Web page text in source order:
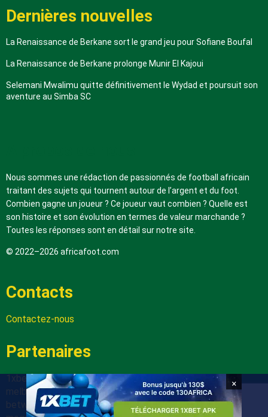
Dernières nouvelles
La Renaissance de Berkane sort le grand jeu pour Sofiane Boufal
La Renaissance de Berkane prolonge Munir El Kajoui
Selemani Mwalimu quitte définitivement le Wydad et poursuit son
aventure au Simba SC
Nous sommes une rédaction de passionnés de football africain
traitant des sujets qui tournent autour de l’argent et du foot.
Combien gagne un joueur ? Ce joueur vaut combien ? Quelle est
son histoire et son évolution en termes de valeur marchande ?
Toutes les réponses sont en détail sur notre site.
© 2022–2026 africafoot.com
Contacts
Contactez-nous
Partenaires
1xbetapk.africafoot.com
melbet.africafoot.com
betwinnerapp.africafoot.com
×